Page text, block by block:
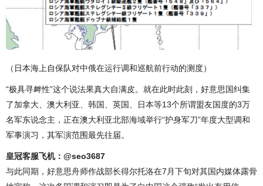
（日本海上自保队对中俄在运行调和巡航前行动的测度）
“极具寻衅性”这个说法果真大自满皮。就在此时此刻，好意思国纠集
了加拿大、澳大利亚、韩国、英国、日本等13个所谓盟友国度的3万
名军东说念主，正在澳大利亚北部海域举行“护身军刀”年度大型调和
军事演习，其军演范围最先往届。
皇冠客服飞机：@seo3687
与此同期，好意思舟师作战部长得尔托洛在7月下旬对其国内媒体露骨